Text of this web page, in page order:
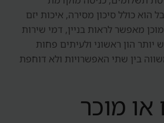
הוא כולל סיכון מסירה, איכות יזם
מאפשר לראות בניין, דמי שירות
יותר הון ראשוני ולעיתים פחות
בין שתי האפשרויות ולא דוחפת
או מוכר